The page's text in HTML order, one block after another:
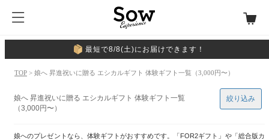
最短で8/8(土)にお届けできます！
TOP > 娘へ 昇進祝いに贈る エシカルギフト 体験ギフト一覧（3,000円〜）
娘へ 昇進祝いに贈る エシカルギフト 体験ギフト一覧
（3,000円〜）
娘へのプレゼントなら、体験ギフトがおすすめです。「FOR2ギフト」や「総合版カ
絞り込み